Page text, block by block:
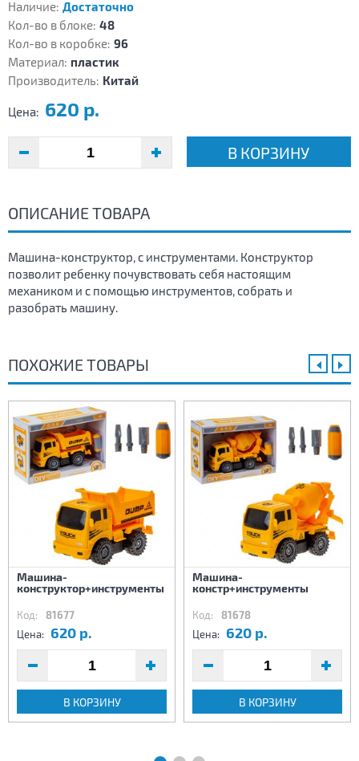
Наличие: Достаточно
Кол-во в блоке: 48
Кол-во в коробке: 96
Материал: пластик
Производитель: Китай
Цена: 620 р.
В КОРЗИНУ
ОПИСАНИЕ ТОВАРА
Машина-конструктор, с инструментами. Конструктор
позволит ребенку почувствовать себя настоящим
механиком и с помощью инструментов, собрать и
разобрать машину.
ПОХОЖИЕ ТОВАРЫ
Машина-
конструктор+инструменты
Код: 81677
Цена: 620 р.
В КОРЗИНУ
Машина-
констр+инструменты
Код: 81678
Цена: 620 р.
В КОРЗИНУ